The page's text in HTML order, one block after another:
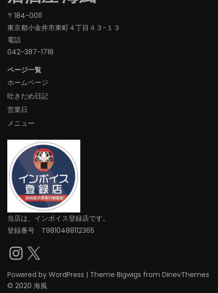
〒184-0011
東京都小金井市東町４丁目４３−１３
電話
042-387-1718‬
ページ一覧
ホームページ
吐きだめ日記
営業日
メニュー
当店は、インボイス登録店です。
登録番号 T9810488112365
Instagram
X
Powered by WordPress | Theme Bigwigs from DinevThemes
© 2020 海風